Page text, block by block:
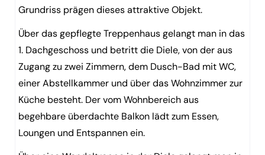
Grundriss prägen dieses attraktive Objekt.
Über das gepflegte Treppenhaus gelangt man in das
1. Dachgeschoss und betritt die Diele, von der aus
Zugang zu zwei Zimmern, dem Dusch-Bad mit WC,
einer Abstellkammer und über das Wohnzimmer zur
Küche besteht. Der vom Wohnbereich aus
begehbare überdachte Balkon lädt zum Essen,
Loungen und Entspannen ein.